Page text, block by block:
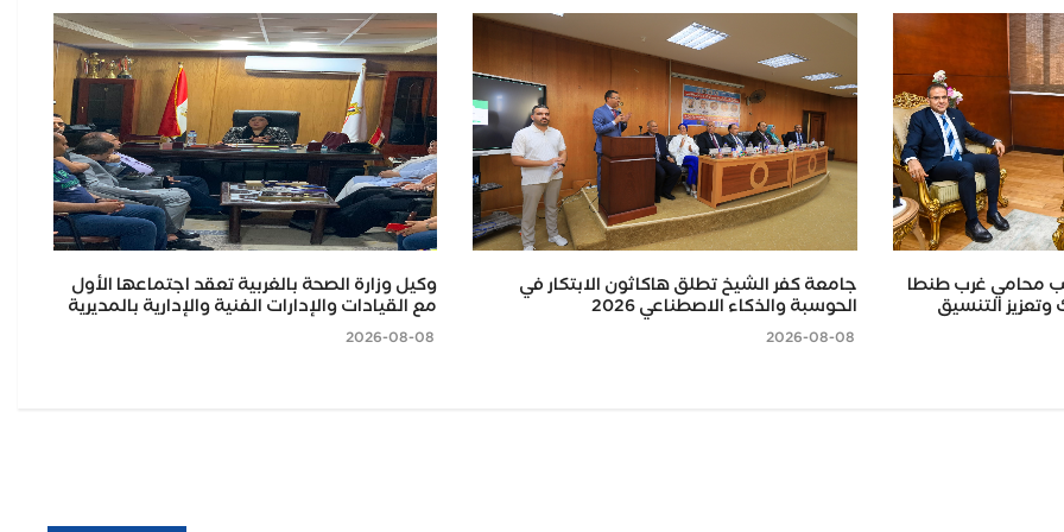
محامي غرب طنطا
التنسيق
جامعة كفر الشيخ تطلق هاكاثون الابتكار في
الحوسبة والذكاء الاصطناعي 2026
وكيل وزارة الصحة بالغربية تعقد اجتماعها الأول
مع القيادات والإدارات الفنية والإدارية بالمديرية